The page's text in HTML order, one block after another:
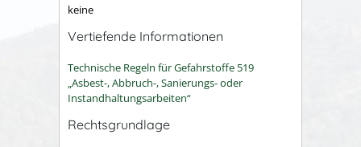
keine
Vertiefende Informationen
Technische Regeln für Gefahrstoffe 519
„Asbest-, Abbruch-, Sanierungs- oder
Instandhaltungsarbeiten“
Rechtsgrundlage